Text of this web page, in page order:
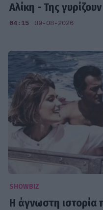
Αλίκη - Της
04:15 09-08-2026
SHOWBIZ
Η άγνωστη ιστορία